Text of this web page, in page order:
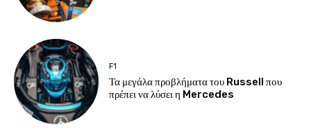
F1
Τα μεγάλα προβλήματα του Russell που
πρέπει να λύσει η Mercedes